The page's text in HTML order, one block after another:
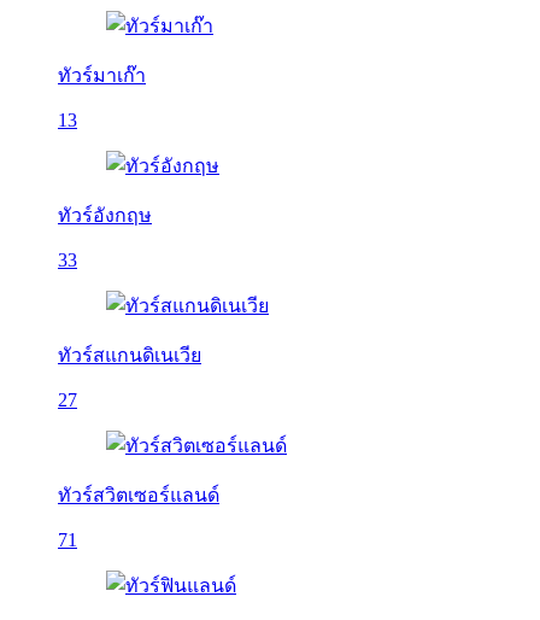
ทัวร์มาเก๊า
13
ทัวร์อังกฤษ
33
ทัวร์สแกนดิเนเวีย
27
ทัวร์สวิตเซอร์แลนด์
71